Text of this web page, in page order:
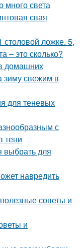
много света
свая
ложке. 5,
– это сколько?
домашних
зиму свежим в
для теневых
с
тени
выбрать для
навредить
советы и
и